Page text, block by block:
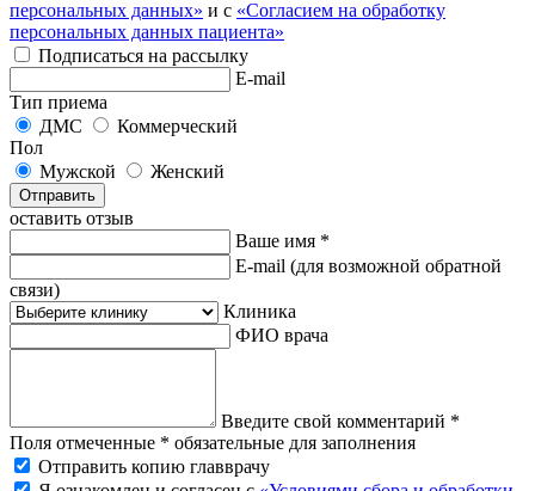
персональных данных» и с «Согласием на обработку
персональных данных пациента»
Подписаться на рассылку
E-mail
Тип приема
ДМС
Коммерческий
Пол
Мужской
Женский
Отправить
оставить отзыв
Ваше имя *
E-mail (для возможной обратной
связи)
Клиника
ФИО врача
Введите свой комментарий *
Поля отмеченные * обязательные для заполнения
Отправить копию главврачу